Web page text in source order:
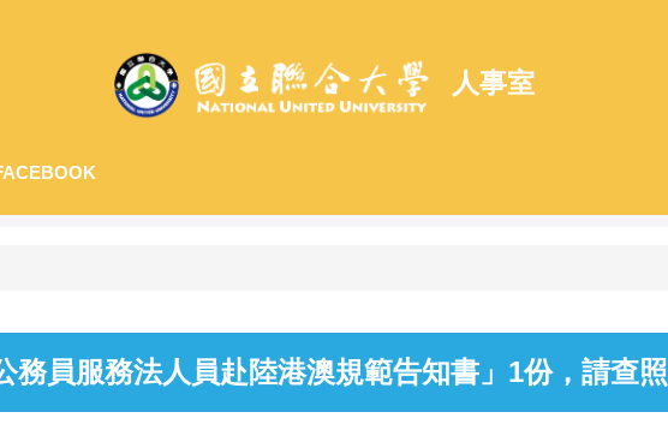
人事室
務員服務法人員赴陸港澳規範告知書」1份，請查照